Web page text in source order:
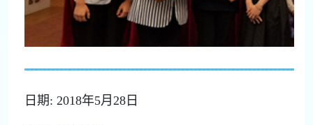
日期: 2018年5月28日